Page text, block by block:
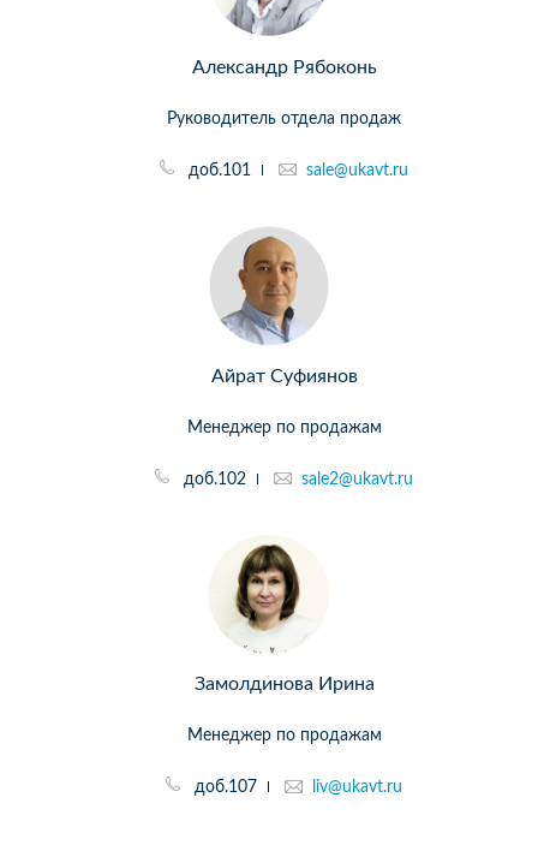
Александр Рябоконь
Руководитель отдела продаж
доб.101 sale@ukavt.ru
Айрат Суфиянов
Менеджер по продажам
доб.102 sale2@ukavt.ru
Замолдинова Ирина
Менеджер по продажам
доб.107 liv@ukavt.ru